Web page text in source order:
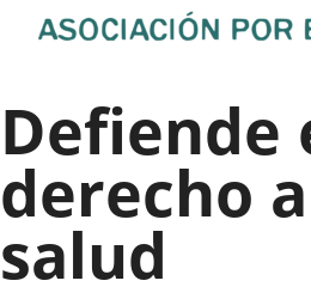
Defiende
derecho
salud